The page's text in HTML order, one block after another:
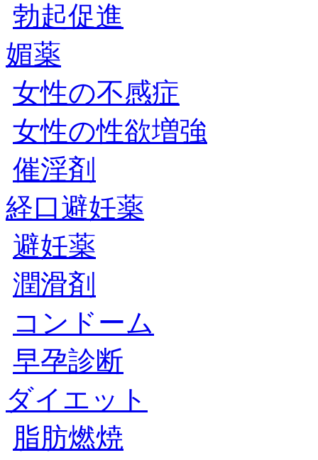
勃起促進
媚薬
女性の不感症
女性の性欲増強
催淫剤
経口避妊薬
避妊薬
潤滑剤
コンドーム
早孕診断
ダイエット
脂肪燃焼